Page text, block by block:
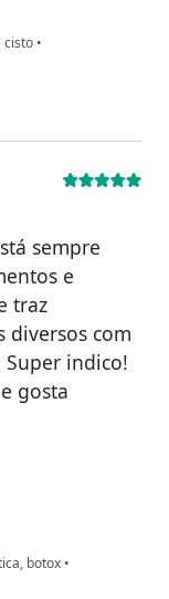
cisto •
sempre
e
traz
diversos com
indico!
gosta
botox •